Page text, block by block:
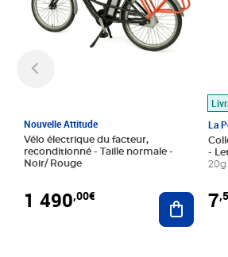
Nouvelle Attitude
Vélo électrique du facteur,
reconditionné - Taille normale -
Noir/ Rouge
1 490,00€ Ajouter
La
-
20g
7